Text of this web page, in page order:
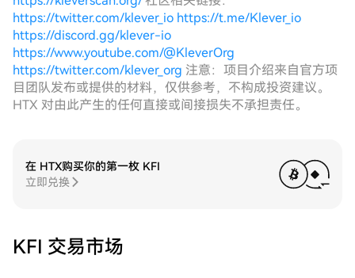
https://twitter.com/klever_io https://t.me/Klever_io
https://discord.gg/klever-io
https://www.youtube.com/@KleverOrg
https://twitter.com/klever_org 注意：项目介绍来自官方项
目团队发布或提供的材料，仅供参考，不构成投资建议。
HTX 对由此产生的任何直接或间接损失不承担责任。
在 HTX购买你的第一枚 KFI
立即兑换
KFI 交易市场